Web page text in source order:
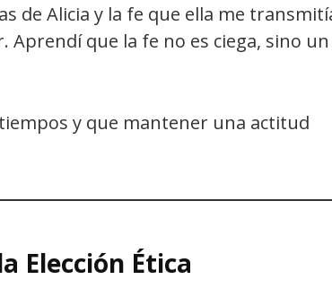
de Alicia y la fe que ella me
que la fe no es ciega, sino
y que mantener una actitud
Elección Ética